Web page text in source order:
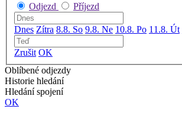
Odjezd
Příjezd
Dnes Zítra 8.8. So 9.8. Ne 10.8. Po 11.8. Út
Zrušit OK
Oblíbené odjezdy
Historie hledání
Hledání spojení
OK